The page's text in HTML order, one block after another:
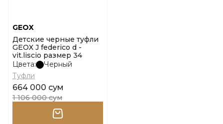
GEOX
Детские черные туфли
GEOX J federico d -
vit.liscio размер 34
Цвета:
Черный
Туфли
664 000 сум
1 106 000 сум